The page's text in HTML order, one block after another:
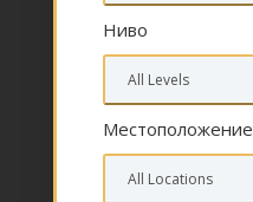
Ниво
Местоположение